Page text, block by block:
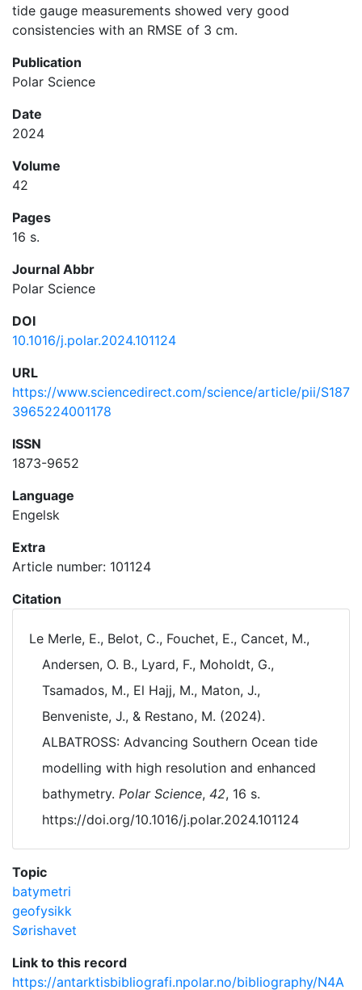
tide gauge measurements showed very good
consistencies with an RMSE of 3 cm.
Publication
Polar Science
Date
2024
Volume
42
Pages
16 s.
Journal Abbr
Polar Science
DOI
10.1016/j.polar.2024.101124
URL
https://www.sciencedirect.com/science/article/pii/S187
3965224001178
ISSN
1873-9652
Language
Engelsk
Extra
Article number: 101124
Citation
Le Merle, E., Belot, C., Fouchet, E., Cancet, M.,
Andersen, O. B., Lyard, F., Moholdt, G.,
Tsamados, M., El Hajj, M., Maton, J.,
Benveniste, J., & Restano, M. (2024).
ALBATROSS: Advancing Southern Ocean tide
modelling with high resolution and enhanced
bathymetry. Polar Science, 42, 16 s.
https://doi.org/10.1016/j.polar.2024.101124
Topic
batymetri
geofysikk
Sørishavet
Link to this record
https://antarktisbibliografi.npolar.no/bibliography/N4A